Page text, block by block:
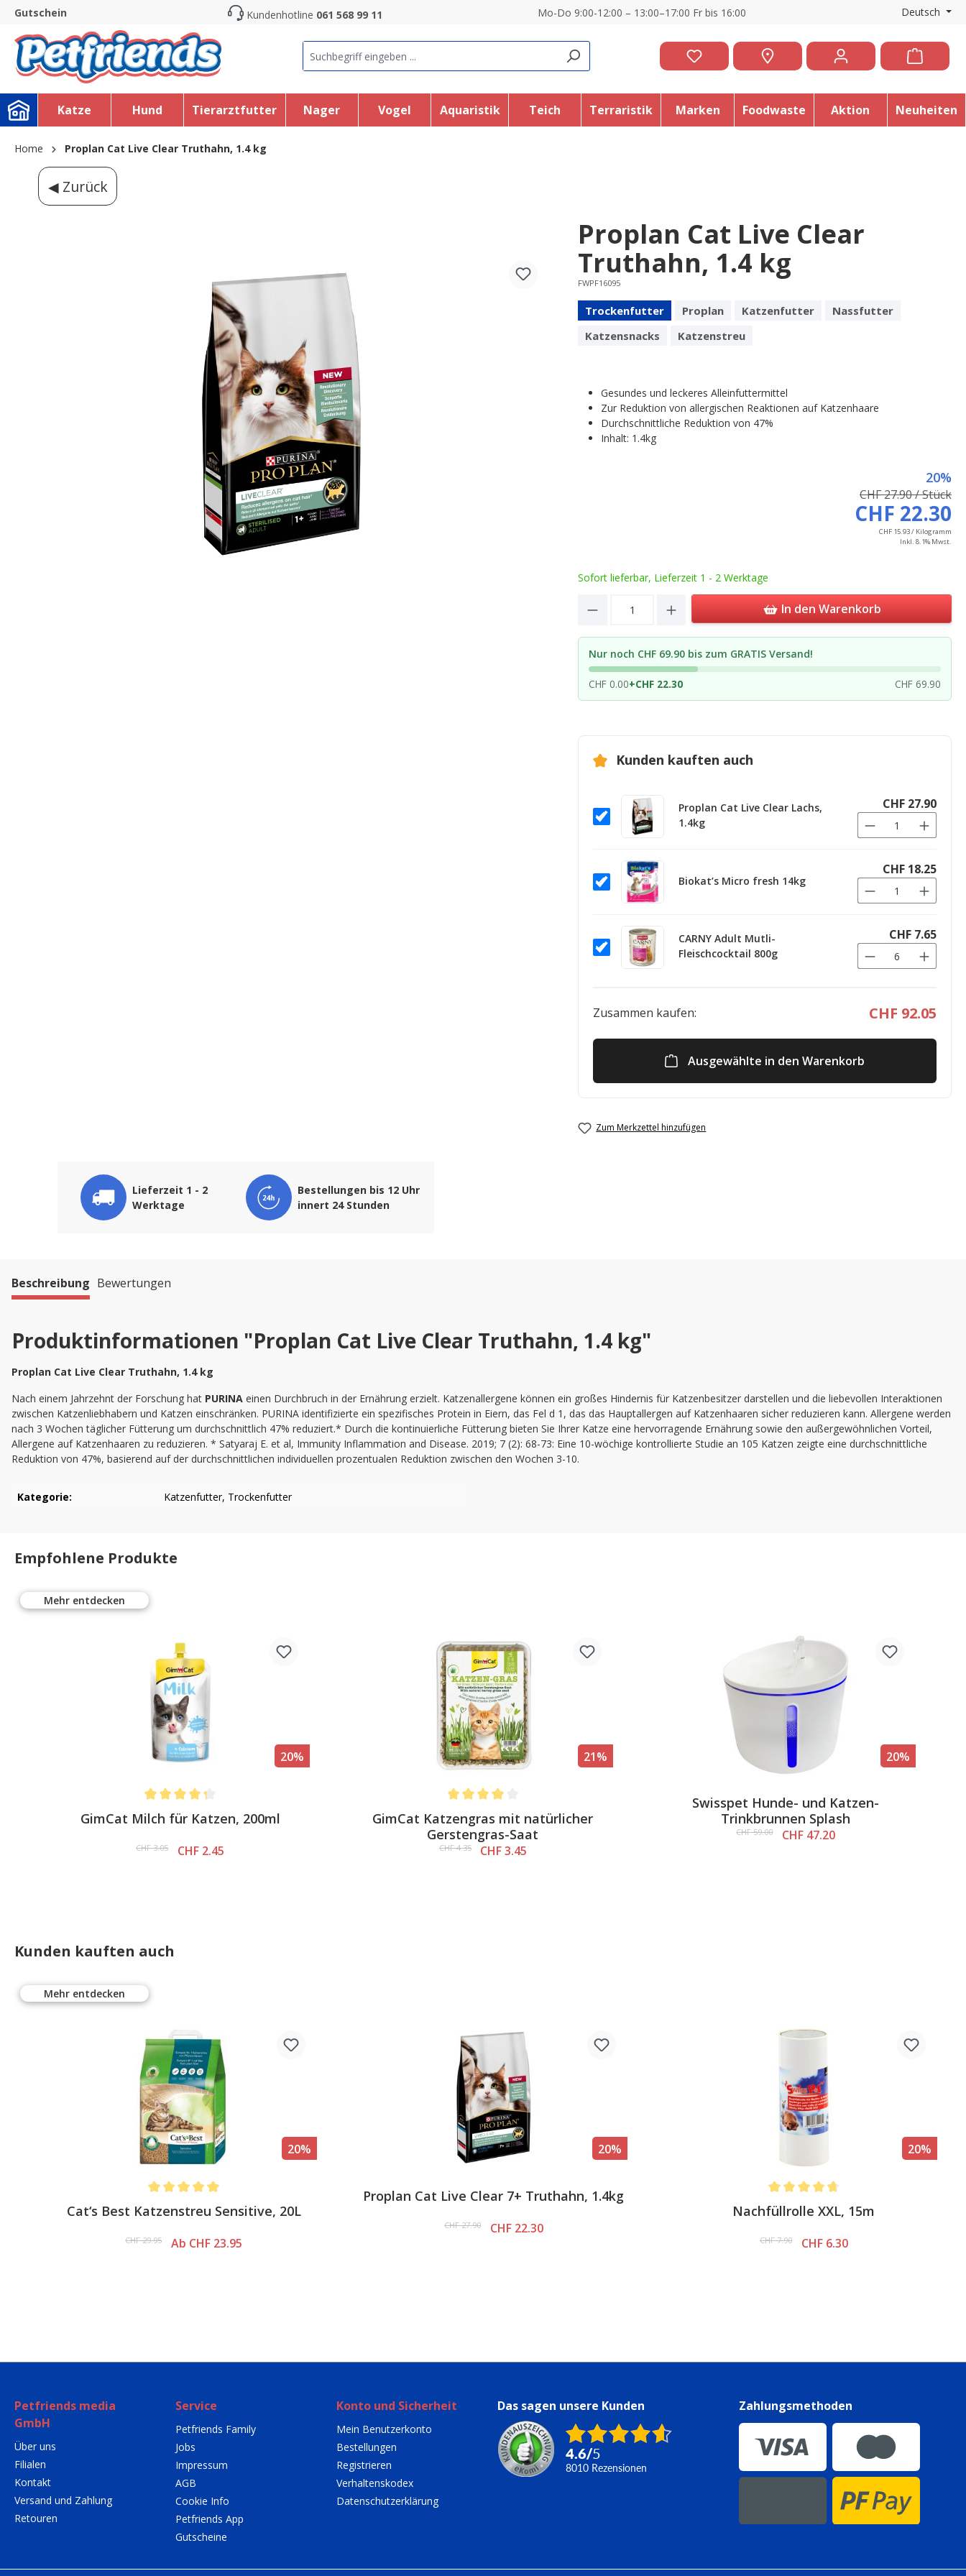
Skip to main navigation
Gutschein Kundenhotline 061 568 99 11 Mo-Do 9:00-12:00 – 13:00–17:00 Fr bis 16:00 Deutsch
Katze Hund Tierarztfutter Nager Vogel Aquaristik Teich Terraristik Marken Foodwaste Aktion Neuheiten
Home Proplan Cat Live Clear Truthahn, 1.4 kg
◀ Zurück
Proplan Cat Live Clear
Truthahn, 1.4 kg
FWPF16095
Trockenfutter Proplan Katzenfutter
Nassfutter
Katzensnacks
Katzenstreu
Gesundes und leckeres Alleinfuttermittel
Zur Reduktion von allergischen Reaktionen auf Katzenhaare
Durchschnittliche Reduktion von 47%
Inhalt: 1.4kg
20%
CHF 27.90 / Stück
CHF 22.30
CHF 15.93 / Kilogramm
Inkl. 8.1% Mwst.
Sofort lieferbar, Lieferzeit 1 - 2 Werktage
Product Quantity: Enter the desired amount
In den Warenkorb
Nur noch CHF 69.90 bis zum GRATIS Versand!
CHF 0.00+CHF 22.30 CHF 69.90
Kunden kauften auch
Proplan Cat Live Clear Lachs,
1.4kg
CHF 27.90
Biokat’s Micro fresh 14kg
CHF 18.25
CARNY Adult Mutli-
Fleischcocktail 800g
CHF 7.65
Zusammen kaufen: CHF 92.05
Ausgewählte in den Warenkorb
Zum Merkzettel hinzufügen
Lieferzeit 1 - 2
Werktage
Bestellungen bis 12 Uhr
innert 24 Stunden
Beschreibung Bewertungen
Produktinformationen "Proplan Cat Live Clear Truthahn, 1.4 kg"
Proplan Cat Live Clear Truthahn, 1.4 kg
Nach einem Jahrzehnt der Forschung hat PURINA einen Durchbruch in der Ernährung erzielt. Katzenallergene können ein großes Hindernis für Katzenbesitzer darstellen und die liebevollen Interaktionen
zwischen Katzenliebhabern und Katzen einschränken. PURINA identifizierte ein spezifisches Protein in Eiern, das Fel d 1, das das Hauptallergen auf Katzenhaaren sicher reduzieren kann. Allergene werden
nach 3 Wochen täglicher Fütterung um durchschnittlich 47% reduziert.* Durch die kontinuierliche Fütterung bieten Sie Ihrer Katze eine hervorragende Ernährung sowie den außergewöhnlichen Vorteil,
Allergene auf Katzenhaaren zu reduzieren. * Satyaraj E. et al, Immunity Inflammation and Disease. 2019; 7 (2): 68-73: Eine 10-wöchige kontrollierte Studie an 105 Katzen zeigte eine durchschnittliche
Reduktion von 47%, basierend auf der durchschnittlichen individuellen prozentualen Reduktion zwischen den Wochen 3-10.
Kategorie: Katzenfutter, Trockenfutter
Empfohlene Produkte
Mehr entdecken
20%
Average rating of 4.3 out of 5 stars
GimCat Milch für Katzen, 200ml
CHF 3.05 CHF 2.45
21%
Average rating of 4 out of 5 stars
GimCat Katzengras mit natürlicher
Gerstengras-Saat
CHF 4.35 CHF 3.45
20%
Swisspet Hunde- und Katzen-
Trinkbrunnen Splash
CHF 59.00 CHF 47.20
Kunden kauften auch
Mehr entdecken
20%
Average rating of 5 out of 5 stars
Cat‘s Best Katzenstreu Sensitive, 20L
CHF 29.95 Ab CHF 23.95
20%
Proplan Cat Live Clear 7+ Truthahn, 1.4kg
CHF 27.90 CHF 22.30
20%
Average rating of 4.8 out of 5 stars
Nachfüllrolle XXL, 15m
CHF 7.90 CHF 6.30
Petfriends media
GmbH
Über uns
Filialen
Kontakt
Versand und Zahlung
Retouren
Service
Petfriends Family
Jobs
Impressum
AGB
Cookie Info
Petfriends App
Gutscheine
Konto und Sicherheit
Mein Benutzerkonto
Bestellungen
Registrieren
Verhaltenskodex
Datenschutzerklärung
Das sagen unsere Kunden
4.6/5
8010 Rezensionen
Zahlungsmethoden